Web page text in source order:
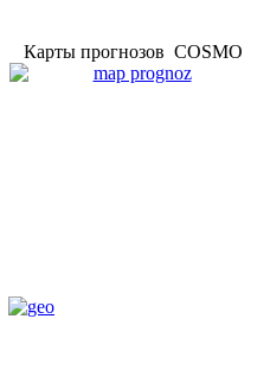
Карты прогнозов COSMO